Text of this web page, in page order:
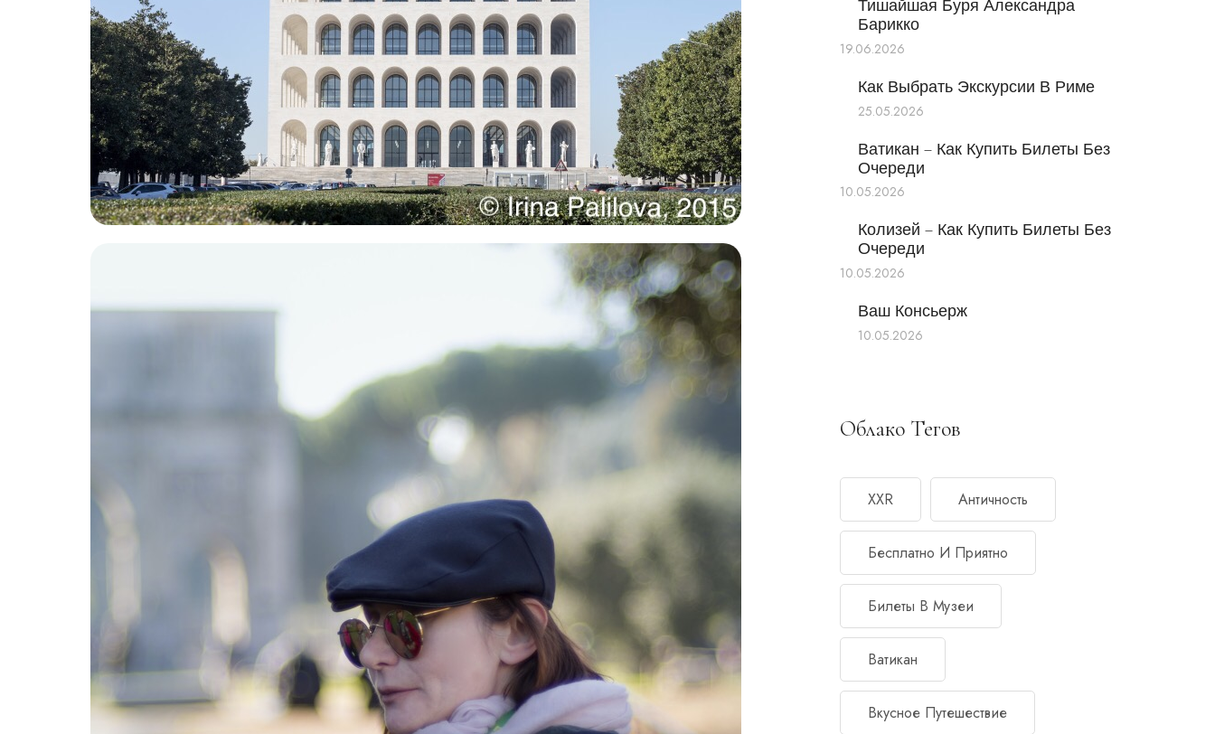
Тишайшая Буря Александра
Барикко
19.06.2026
Как Выбрать Экскурсии В Риме
25.05.2026
Ватикан – Как Купить Билеты Без
Очереди
10.05.2026
Колизей – Как Купить Билеты Без
Очереди
10.05.2026
Ваш Консьерж
10.05.2026
Облако Тегов
XXR Античность
Бесплатно И Приятно
Билеты В Музеи
Ватикан
Вкусное Путешествие